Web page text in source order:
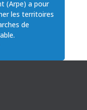
(Arpe) a pour
les territoires
de